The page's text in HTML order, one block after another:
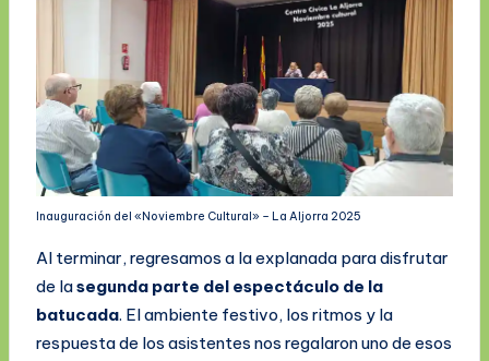
Inauguración del «Noviembre Cultural» – La Aljorra 2025
Al terminar, regresamos a la explanada para disfrutar
de lasegunda parte del espectáculo de la
batucada. El ambiente festivo, los ritmos y la
respuesta de los asistentes nos regalaron uno de esos